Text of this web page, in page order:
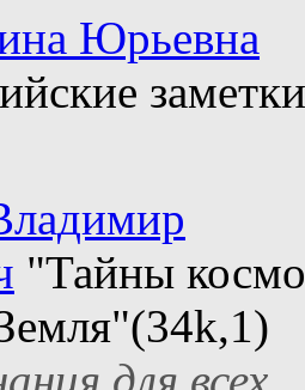
Юрьевна
"Тайны